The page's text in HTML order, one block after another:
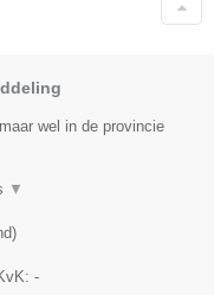
wel in de provincie
▼
)
-